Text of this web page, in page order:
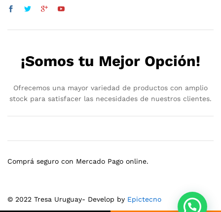
¡Somos tu Mejor Opción!
Ofrecemos una mayor variedad de productos con amplio
stock para satisfacer las necesidades de nuestros clientes.
© 2022 Tresa Uruguay- Develop by Epictecno
Comprá seguro con Mercado Pago online.